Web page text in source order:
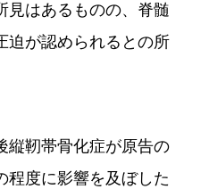
はあるものの、脊髄
迫が認められるとの所
縦靭帯骨化症が原告の
程度に影響を及ぼした